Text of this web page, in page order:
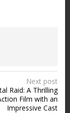
Next post
Raid: A Thrilling
Film with an
Impressive Cast